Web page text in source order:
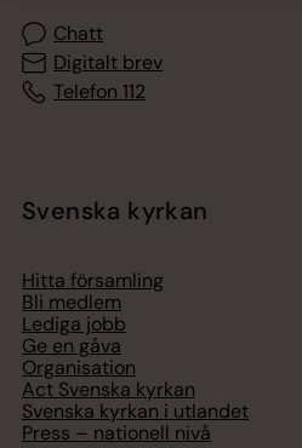
Chatt
Digitalt brev
Telefon 112
Svenska kyrkan
Hitta församling
Bli medlem
Lediga jobb
Ge en gåva
Organisation
Act Svenska kyrkan
Svenska kyrkan i utlandet
Press – nationell nivå